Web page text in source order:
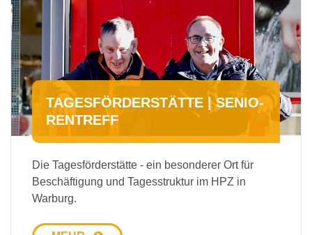
TA­GES­FÖR­DER­STÄT­TE | SE­NIO­
REN­TREFF
Die Tagesförderstätte - ein besonderer Ort für
Beschäftigung und Tagesstruktur im HPZ in
Warburg.